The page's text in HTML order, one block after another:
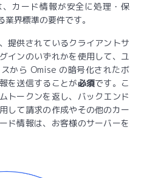
、カード情報が安全に処理・保
界標準の要件です。
提供されているクライアントサ
インのいずれかを使用して、ユ
から Omise の暗号化されたボ
を送信することが必須です。こ
トークンを返し、バックエンド
して請求の作成やその他のカー
ド情報は、お客様のサーバーを